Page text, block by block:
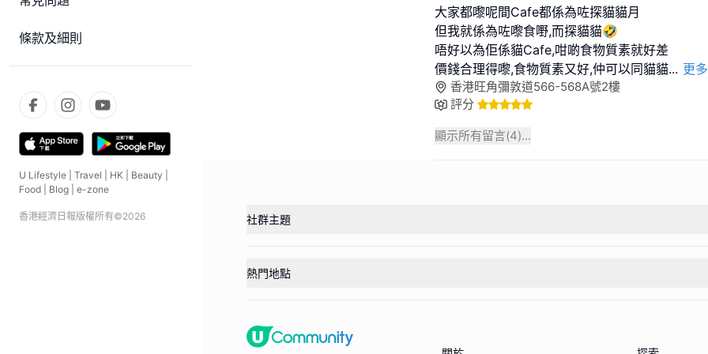
條款及細則
U Lifestyle Travel HK Beauty
Food
Blog e-zone
香港經濟日報版權所有©2026
大家都嚟呢間Cafe都係為咗探貓貓月
但我就係為咗嚟食嘢,而探貓貓🤣
唔好以為佢係貓Cafe,咁啲食物質素就好差
價錢合理得嚟,食物質素又好,仲可以同貓貓... 更多
香港旺角彌敦道566-568A號2樓
評分
顯示所有留言(4)...
社群主題
熱門地點